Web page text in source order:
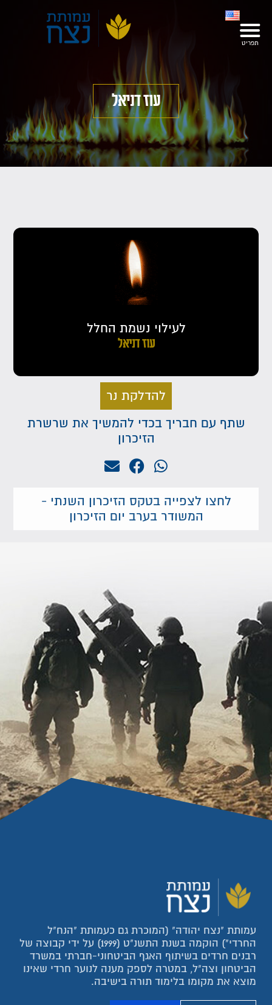
עוז דניאל
לעילוי נשמת החלל
עוז דניאל
להדלקת נר
שתף עם חבריך בכדי להמשיך את שרשרת
הזיכרון
לחצו לצפייה בטקס הזיכרון השנתי -
המשודר בערב יום הזיכרון
עמותת "נצח יהודה" (המוכרת גם כעמותת "הנח"ל
החרדי") הוקמה בשנת התשנ"ט (1999) על ידי קבוצה של
רבנים חרדים בשיתוף האגף הביטחוני-חברתי במשרד
הביטחון וצה"ל, במטרה לספק מענה לנוער חרדי שאינו
מוצא את מקומו בלימוד תורה בישיבה.